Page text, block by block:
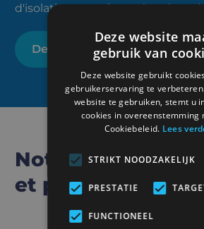
d'isolation peut être adapté aux
Demandez un devis sans
Notre gamme de
et portes en
Deze website
gebruik van
Deze website gebruikt
gebruikerservaring te
website te gebruiken, stemt u
cookies in overeenstemming
Cookiebeleid. Lees
STRIKT NOODZAKELIJK
PRESTATIE
FUNCTIONEEL